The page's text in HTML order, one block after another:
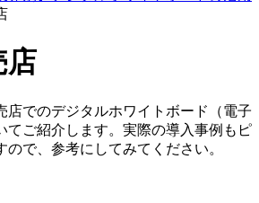
店
店でのデジタルホワイトボード（電子
てご紹介します。実際の導入事例もピ
ので、参考にしてみてください。